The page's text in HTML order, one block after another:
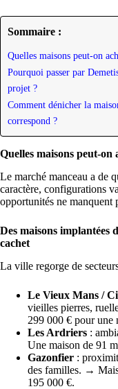
Sommaire :
Quelles maisons peut-on
Pourquoi passer par
projet ?
Comment dénicher la
correspond ?
Quelles maisons peut-
Le marché manceau a de
caractère, configurations
opportunités ne manquent
Des maisons implantées
cachet
La ville regorge de
Le Vieux Mans /
vieilles pierres,
299 000 € pour une
Les Ardriers :
Une maison de 91
Gazonfier :
des familles. →
195 000 €.